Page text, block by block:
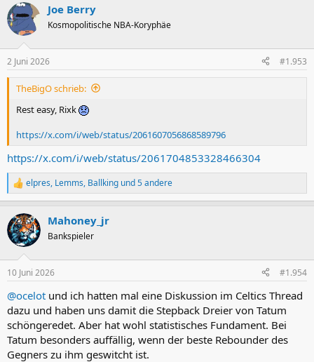
k
t
i
e
n
Joe Berry
Kosmopolitische NBA-Koryphäe
2 Juni 2026 #1.953
TheBigO schrieb:
Rest easy, Rixk
https://x.com/i/web/status/2061607056868589796
https://x.com/i/web/status/2061704853328466304
R
e
k
t
i
e
:
elpres, Lemms, Ballking und 5 andere
Mahoney_jr
Bankspieler
10 Juni 2026 #1.954
@ocelot und ich hatten mal eine Diskussion im Celtics Thread
dazu und haben uns damit die Stepback Dreier von Tatum
schöngeredet. Aber hat wohl statistisches Fundament. Bei
Tatum besonders auffällig, wenn der beste Rebounder des
Gegners zu ihm geswitcht ist.